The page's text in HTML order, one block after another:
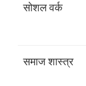
सोशल वर्क
समाज शास्त्र